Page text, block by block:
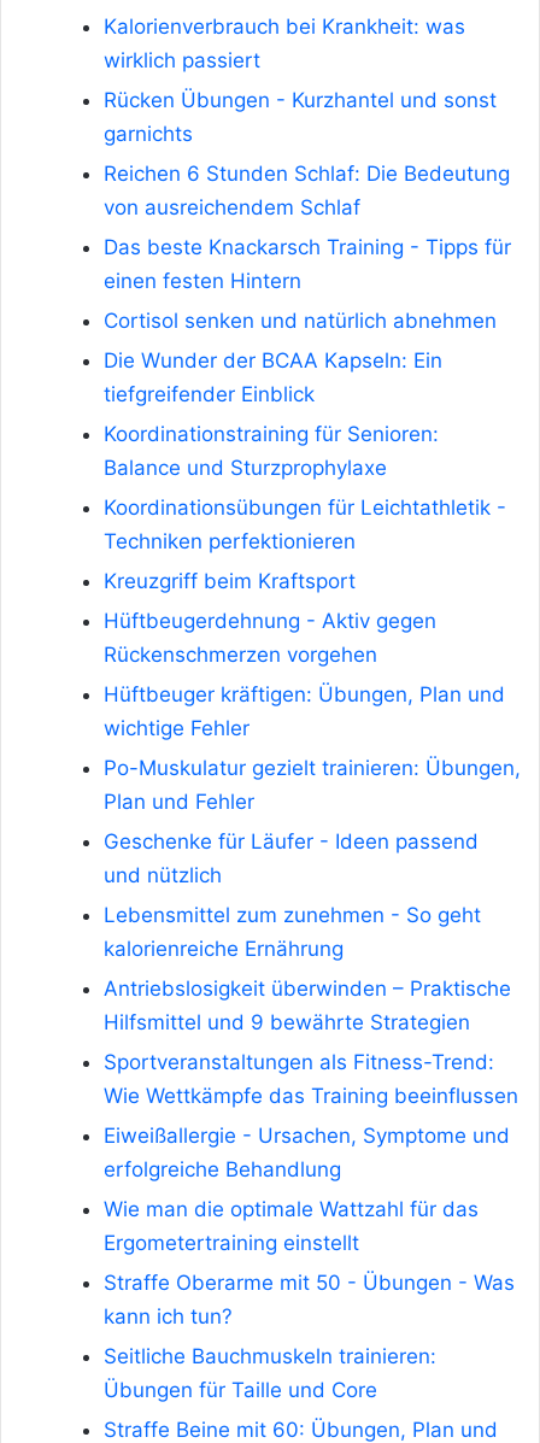
Kalorienverbrauch bei Krankheit: was
wirklich passiert
Rücken Übungen - Kurzhantel und sonst
garnichts
Reichen 6 Stunden Schlaf: Die Bedeutung
von ausreichendem Schlaf
Das beste Knackarsch Training - Tipps für
einen festen Hintern
Cortisol senken und natürlich abnehmen
Die Wunder der BCAA Kapseln: Ein
tiefgreifender Einblick
Koordinationstraining für Senioren:
Balance und Sturzprophylaxe
Koordinationsübungen für Leichtathletik -
Techniken perfektionieren
Kreuzgriff beim Kraftsport
Hüftbeugerdehnung - Aktiv gegen
Rückenschmerzen vorgehen
Hüftbeuger kräftigen: Übungen, Plan und
wichtige Fehler
Po-Muskulatur gezielt trainieren: Übungen,
Plan und Fehler
Geschenke für Läufer - Ideen passend
und nützlich
Lebensmittel zum zunehmen - So geht
kalorienreiche Ernährung
Antriebslosigkeit überwinden – Praktische
Hilfsmittel und 9 bewährte Strategien
Sportveranstaltungen als Fitness-Trend:
Wie Wettkämpfe das Training beeinflussen
Eiweißallergie - Ursachen, Symptome und
erfolgreiche Behandlung
Wie man die optimale Wattzahl für das
Ergometertraining einstellt
Straffe Oberarme mit 50 - Übungen - Was
kann ich tun?
Seitliche Bauchmuskeln trainieren:
Übungen für Taille und Core
Straffe Beine mit 60: Übungen, Plan und